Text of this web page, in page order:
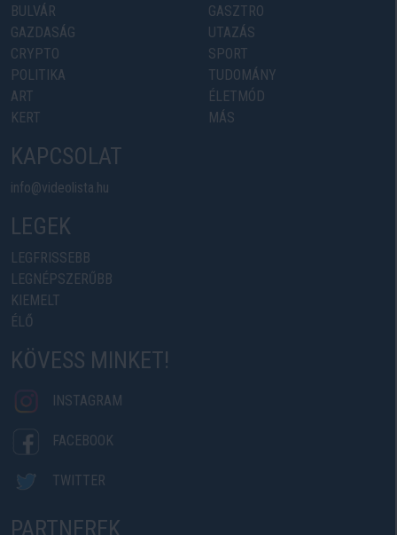
BULVÁR
GAZDASÁG
CRYPTO
POLITIKA
ART
KERT
GASZTRO
UTAZÁS
SPORT
TUDOMÁNY
ÉLETMÓD
MÁS
KAPCSOLAT
info@videolista.hu
LEGEK
LEGFRISSEBB
LEGNÉPSZERŰBB
KIEMELT
ÉLŐ
KÖVESS MINKET!
INSTAGRAM
FACEBOOK
TWITTER
PARTNEREK